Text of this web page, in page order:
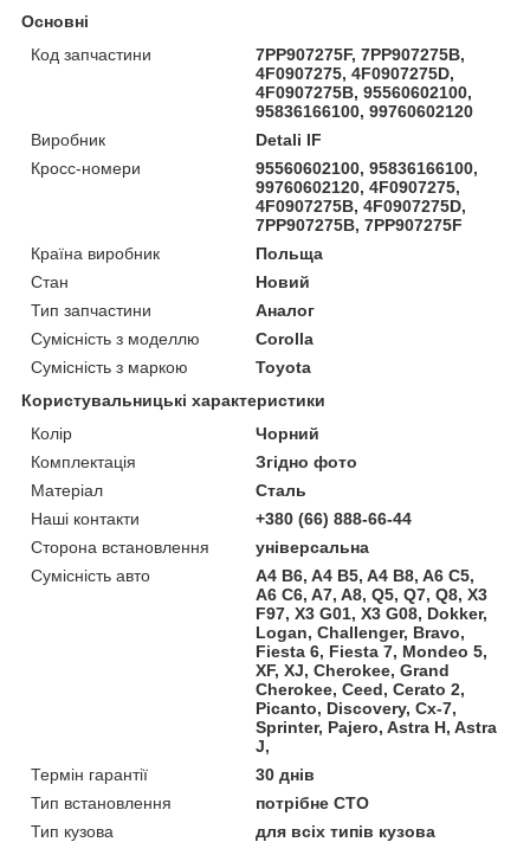
Основні
Код запчастини
7PP907275F, 7PP907275B,
4F0907275, 4F0907275D,
4F0907275B, 95560602100,
95836166100, 99760602120
Виробник
Detali IF
Кросс-номери
95560602100, 95836166100,
99760602120, 4F0907275,
4F0907275B, 4F0907275D,
7PP907275B, 7PP907275F
Країна виробник
Польща
Стан
Новий
Тип запчастини
Аналог
Сумісність з моделлю
Corolla
Сумісність з маркою
Toyota
Користувальницькі характеристики
Колір
Чорний
Комплектація
Згідно фото
Матеріал
Сталь
Наші контакти
+380 (66) 888-66-44
Сторона встановлення
універсальна
Сумісність авто
A4 B6, A4 B5, A4 B8, A6 C5,
A6 C6, A7, A8, Q5, Q7, Q8, X3
F97, X3 G01, X3 G08, Dokker,
Logan, Challenger, Bravo,
Fiesta 6, Fiesta 7, Mondeo 5,
XF, XJ, Cherokee, Grand
Cherokee, Ceed, Cerato 2,
Picanto, Discovery, Cx-7,
Sprinter, Pajero, Astra H, Astra
J,
Термін гарантії
30 днів
Тип встановлення
потрібне СТО
Тип кузова
для всіх типів кузова